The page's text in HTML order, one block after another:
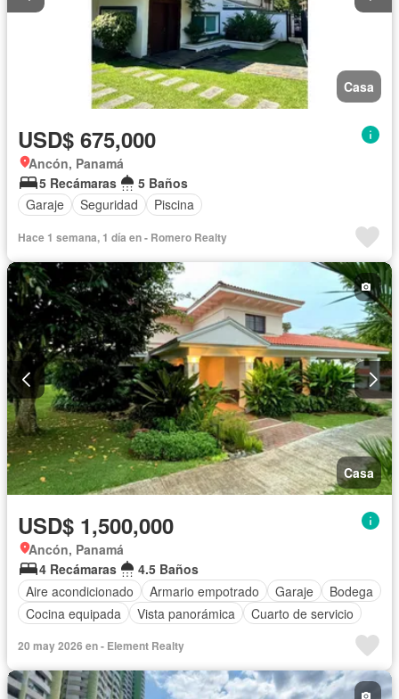
Casa
USD$ 675,000
Ancón, Panamá
5 Recámaras
5 Baños
Garaje
Seguridad Piscina
Hace 1 semana, 1 día en - Romero Realty
Casa
USD$ 1,500,000
Ancón, Panamá
4 Recámaras
4.5 Baños
Aire acondicionado
Armario empotrado Garaje
Bodega
Cocina equipada
Vista panorámica Cuarto de servicio
20 may 2026 en - Element Realty